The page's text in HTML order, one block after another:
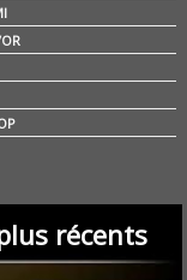
récents